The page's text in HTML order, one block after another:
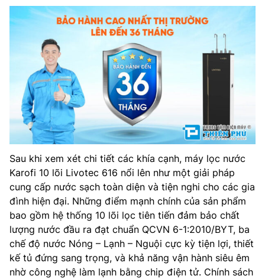
Sau khi xem xét chi tiết các khía cạnh, máy lọc nước
Karofi 10 lõi Livotec 616 nổi lên như một giải pháp
cung cấp nước sạch toàn diện và tiện nghi cho các gia
đình hiện đại. Những điểm mạnh chính của sản phẩm
bao gồm hệ thống 10 lõi lọc tiên tiến đảm bảo chất
lượng nước đầu ra đạt chuẩn QCVN 6-1:2010/BYT, ba
chế độ nước Nóng – Lạnh – Nguội cực kỳ tiện lợi, thiết
kế tủ đứng sang trọng, và khả năng vận hành siêu êm
nhờ công nghệ làm lạnh bằng chip điện tử. Chính sách